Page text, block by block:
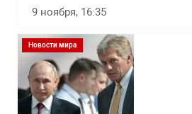
9 ноября, 16:35
Новости мира